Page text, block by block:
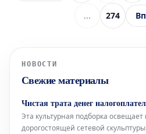
... 274
НОВОСТИ
Свежие материалы
Чистая трата денег
Эта культурная подборка
дорогостоящей сетевой